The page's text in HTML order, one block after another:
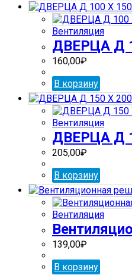
Вентиляция
ДВЕРЦА Д
160,00₽
В корзину
Вентиляция
ДВЕРЦА Д
205,00₽
В корзину
Вентиляция
139,00₽
В корзину